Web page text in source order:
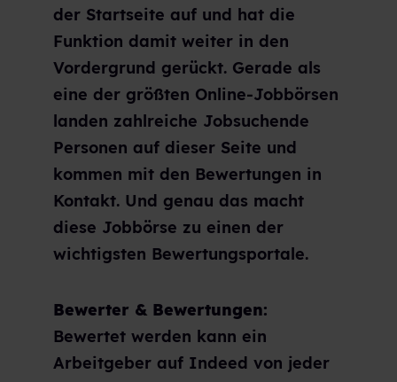
der Startseite auf und hat die
Funktion damit weiter in den
Vordergrund gerückt. Gerade als
eine der größten Online-Jobbörsen
landen zahlreiche Jobsuchende
Personen auf dieser Seite und
kommen mit den Bewertungen in
Kontakt. Und genau das macht
diese Jobbörse zu einen der
wichtigsten Bewertungsportale.
Bewerter & Bewertungen:
Bewertet werden kann ein
Arbeitgeber auf Indeed von jeder